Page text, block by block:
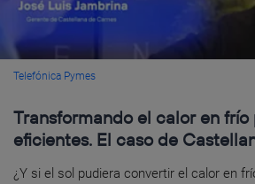
Telefónica Pymes
Transformando el calor en frío
eficientes. El caso de
¿Y si el sol pudiera convertir el calor en